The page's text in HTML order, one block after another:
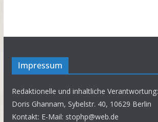
Impressum
Redaktionelle und inhaltliche Verantwortung:
Doris Ghannam, Sybelstr. 40, 10629 Berlin
Kontakt: E-Mail: stophp@web.de